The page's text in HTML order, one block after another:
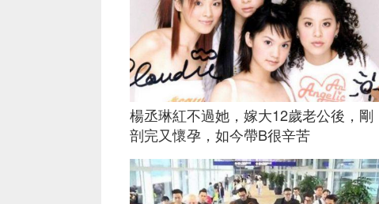
楊丞琳紅不過她，嫁大12歲老公後，剛
剖完又懷孕，如今帶B很辛苦